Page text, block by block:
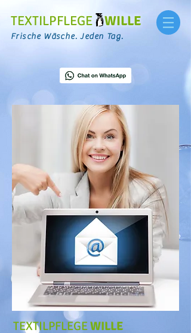
TEXTILPFLEGEWILLE
Frische Wäsche. Jeden Tag.
TEXTILPFLEGEWILLE